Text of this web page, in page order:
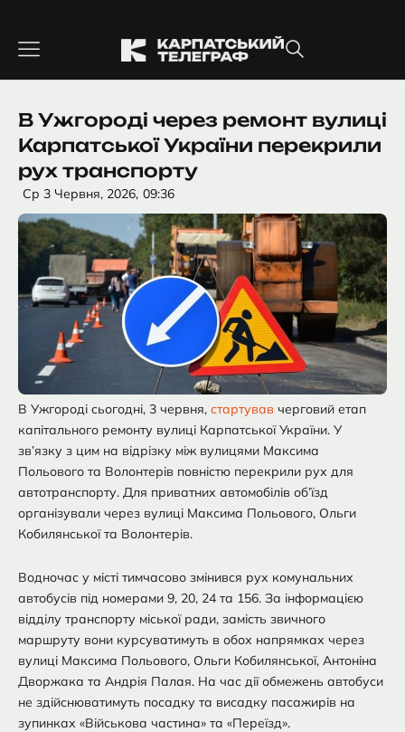
вмісту
В Ужгороді через ремонт вулиці
Карпатської України перекрили
рух транспорту
Ср 3 Червня, 2026, 09:36
В Ужгороді сьогодні, 3 червня, стартував черговий етап
капітального ремонту вулиці Карпатської України. У
зв’язку з цим на відрізку між вулицями Максима
Польового та Волонтерів повністю перекрили рух для
автотранспорту. Для приватних автомобілів об’їзд
організували через вулиці Максима Польового, Ольги
Кобилянської та Волонтерів.
Водночас у місті тимчасово змінився рух комунальних
автобусів під номерами 9, 20, 24 та 156. За інформацією
відділу транспорту міської ради, замість звичного
маршруту вони курсуватимуть в обох напрямках через
вулиці Максима Польового, Ольги Кобилянської, Антоніна
Дворжака та Андрія Палая. На час дії обмежень автобуси
не здійснюватимуть посадку та висадку пасажирів на
зупинках «Військова частина» та «Переїзд».